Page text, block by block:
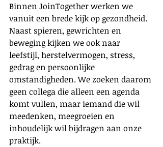
Binnen JoinTogether werken we
vanuit een brede kijk op gezondheid.
Naast spieren, gewrichten en
beweging kijken we ook naar
leefstijl, herstelvermogen, stress,
gedrag en persoonlijke
omstandigheden. We zoeken daarom
geen collega die alleen een agenda
komt vullen, maar iemand die wil
meedenken, meegroeien en
inhoudelijk wil bijdragen aan onze
praktijk.